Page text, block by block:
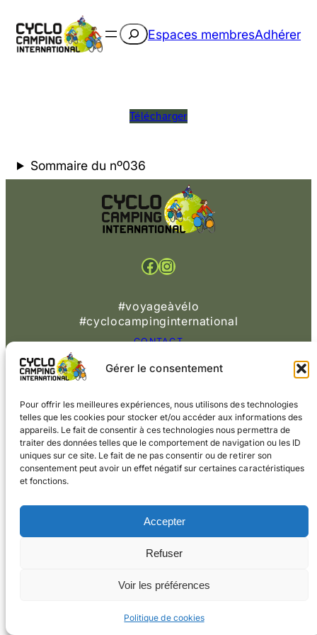
Gérer le consentement
Pour offrir les meilleures expériences, nous utilisons des technologies
telles que les cookies pour stocker et/ou accéder aux informations des
appareils. Le fait de consentir à ces technologies nous permettra de
traiter des données telles que le comportement de navigation ou les ID
uniques sur ce site. Le fait de ne pas consentir ou de retirer son
consentement peut avoir un effet négatif sur certaines caractéristiques
et fonctions.
Accepter
Refuser
Voir les préférences
Politique de cookies
Rechercher
Espaces membresAdhérer
Télécharger
Sommaire du nº036
Facebook Instagram
#voyageàvélo
#cyclocampinginternational
CONTACT
© 2026 Cyclo
Camping International
Cookies Mentions légales